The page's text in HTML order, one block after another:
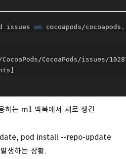
issues on cocoapods/
CocoaPods/issues/
하는 m1 맥북에서 새로 생긴
pod install --repo-update
생하는 상황.